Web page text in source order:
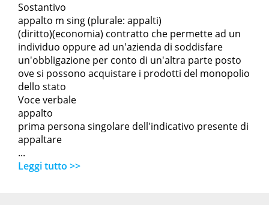
Sostantivo
appalto m sing (plurale: appalti)
(diritto)(economia) contratto che permette ad un
individuo oppure ad un'azienda di soddisfare
un'obbligazione per conto di un'altra parte posto
ove si possono acquistare i prodotti del monopolio
dello stato
Voce verbale
appalto
prima persona singolare dell'indicativo presente di
appaltare
...
Leggi tutto >>